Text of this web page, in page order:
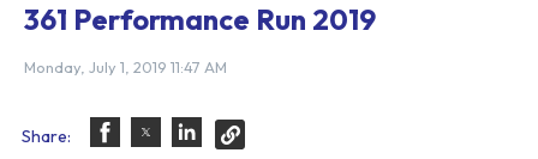
361 Performance Run 2019
Monday, July 1, 2019 11:47 AM
Share: